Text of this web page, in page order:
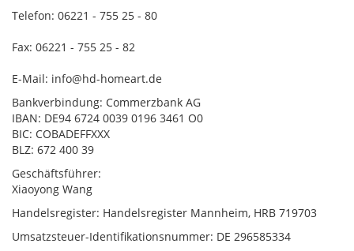
Telefon: 06221 - 755 25 - 80
Fax: 06221 - 755 25 - 82
E-Mail: info@hd-homeart.de
Bankverbindung: Commerzbank AG
IBAN: DE94 6724 0039 0196 3461 O0
BIC: COBADEFFXXX
BLZ: 672 400 39
Geschäftsführer:
Xiaoyong Wang
Handelsregister: Handelsregister Mannheim, HRB 719703
Umsatzsteuer-Identifikationsnummer: DE 296585334